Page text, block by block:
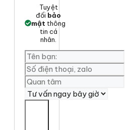
Tuyệt
đối bảo
mật thông
tin cá
nhân.